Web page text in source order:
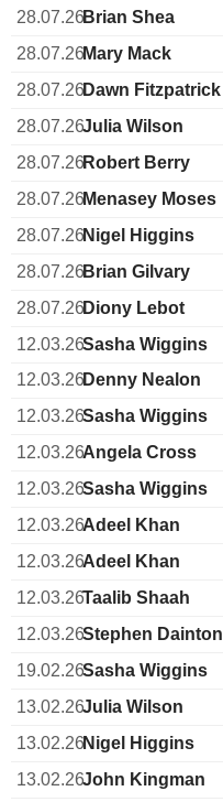
28.07.26Brian Shea
28.07.26Mary Mack
28.07.26Dawn Fitzpatrick
28.07.26Julia Wilson
28.07.26Robert Berry
28.07.26Menasey Moses
28.07.26Nigel Higgins
28.07.26Brian Gilvary
28.07.26Diony Lebot
12.03.26Sasha Wiggins
12.03.26Denny Nealon
12.03.26Sasha Wiggins
12.03.26Angela Cross
12.03.26Sasha Wiggins
12.03.26Adeel Khan
12.03.26Adeel Khan
12.03.26Taalib Shaah
12.03.26Stephen Dainton
19.02.26Sasha Wiggins
13.02.26Julia Wilson
13.02.26Nigel Higgins
13.02.26John Kingman